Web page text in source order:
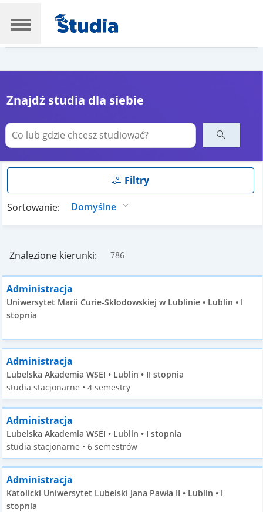
Znajdź studia dla siebie
Filtry
Sortowanie:
Znalezione kierunki: 786
Administracja
Uniwersytet Marii Curie-Skłodowskiej w Lublinie • Lublin • I
stopnia
Administracja
Lubelska Akademia WSEI • Lublin • II stopnia
studia stacjonarne • 4 semestry
Administracja
Lubelska Akademia WSEI • Lublin • I stopnia
studia stacjonarne • 6 semestrów
Administracja
Katolicki Uniwersytet Lubelski Jana Pawła II • Lublin • I
stopnia